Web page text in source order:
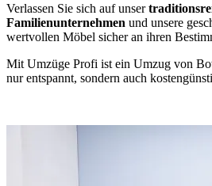
Verlassen Sie sich auf unser
Familienunternehmen und unsere
wertvollen Möbel sicher an ihren
Mit Umzüge Profi ist ein Umzug von
nur entspannt, sondern auch